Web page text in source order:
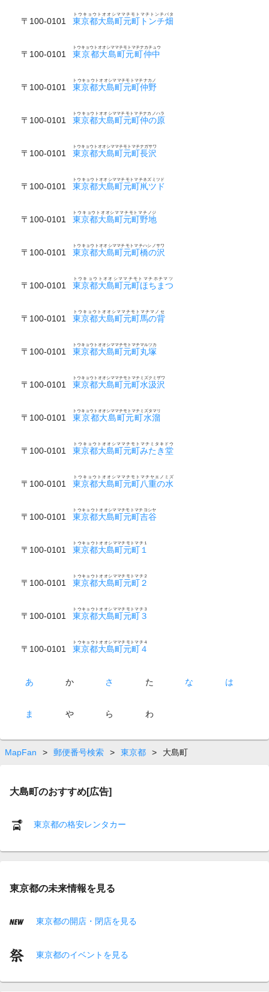
〒100-0101 東京都大島町元町トンチ畑
トウキョウトオオシママチモトマチトンチバタ
〒100-0101 東京都大島町元町仲中
トウキョウトオオシママチモトマチナカチュウ
〒100-0101 東京都大島町元町仲野
トウキョウトオオシママチモトマチナカノ
〒100-0101 東京都大島町元町仲の原
トウキョウトオオシママチモトマチナカノハラ
〒100-0101 東京都大島町元町長沢
トウキョウトオオシママチモトマチナガサワ
〒100-0101 東京都大島町元町鼡ツド
トウキョウトオオシママチモトマチネズミツド
〒100-0101 東京都大島町元町野地
トウキョウトオオシママチモトマチノジ
〒100-0101 東京都大島町元町橋の沢
トウキョウトオオシママチモトマチハシノサワ
〒100-0101 東京都大島町元町ほちまつ
トウキョウトオオシママチモトマチホチマツ
〒100-0101 東京都大島町元町馬の背
トウキョウトオオシママチモトマチマノセ
〒100-0101 東京都大島町元町丸塚
トウキョウトオオシママチモトマチマルツカ
〒100-0101 東京都大島町元町水汲沢
トウキョウトオオシママチモトマチミズクミザワ
〒100-0101 東京都大島町元町水溜
トウキョウトオオシママチモトマチミズタマリ
〒100-0101 東京都大島町元町みたき堂
トウキョウトオオシママチモトマチミタキドウ
〒100-0101 東京都大島町元町八重の水
トウキョウトオオシママチモトマチヤエノミズ
〒100-0101 東京都大島町元町吉谷
トウキョウトオオシママチモトマチヨシヤ
〒100-0101 東京都大島町元町１
トウキョウトオオシママチモトマチ１
〒100-0101 東京都大島町元町２
トウキョウトオオシママチモトマチ２
〒100-0101 東京都大島町元町３
トウキョウトオオシママチモトマチ３
〒100-0101 東京都大島町元町４
トウキョウトオオシママチモトマチ４
あ か さ た な は
ま や ら わ
MapFan > 郵便番号検索 > 東京都 > 大島町
大島町のおすすめ[広告]
東京都の格安レンタカー
東京都の未来情報を見る
東京都の開店・閉店を見る
東京都のイベントを見る